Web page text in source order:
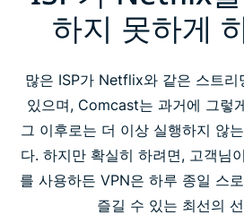
하지 못하게
많은 ISP가 Netflix와 같은 스트리
있으며, Comcast는 과거에 그렇
그 이후로는 더 이상 실행하지 않
다. 하지만 확실히 하려면, 고객님
를 사용하든 VPN은 하루 종일 스
즐길 수 있는 최선의